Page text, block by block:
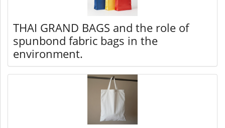
THAI GRAND BAGS and the role of
spunbond fabric bags in the
environment.